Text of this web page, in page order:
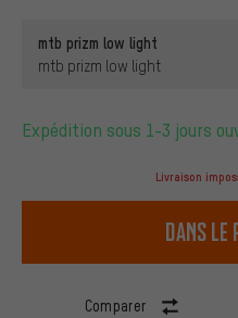
mtb prizm low light
mtb prizm low light
Expédition sous 1-3 jours
Livraison
dans le
Comparer